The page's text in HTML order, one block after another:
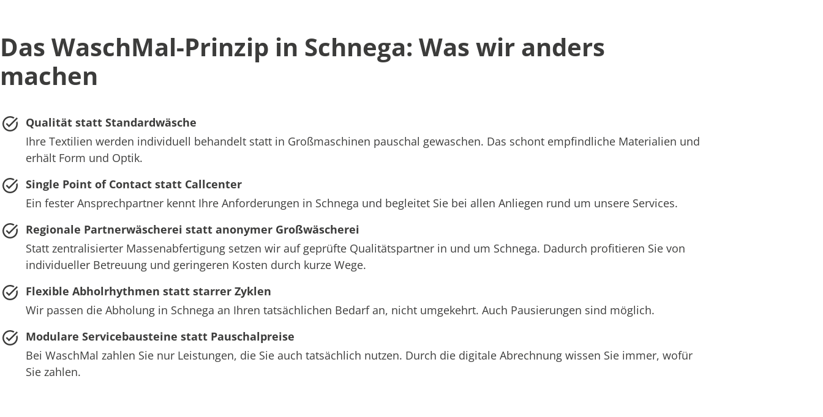
Das WaschMal-Prinzip in Schnega: Was wir anders
machen
Qualität statt Standardwäsche
Ihre Textilien werden individuell behandelt statt in Großmaschinen pauschal gewaschen. Das schont empfindliche Materialien und
erhält Form und Optik.
Single Point of Contact statt Callcenter
Ein fester Ansprechpartner kennt Ihre Anforderungen in Schnega und begleitet Sie bei allen Anliegen rund um unsere Services.
Regionale Partnerwäscherei statt anonymer Großwäscherei
Statt zentralisierter Massenabfertigung setzen wir auf geprüfte Qualitätspartner in und um Schnega. Dadurch profitieren Sie von
individueller Betreuung und geringeren Kosten durch kurze Wege.
Flexible Abholrhythmen statt starrer Zyklen
Wir passen die Abholung in Schnega an Ihren tatsächlichen Bedarf an, nicht umgekehrt. Auch Pausierungen sind möglich.
Modulare Servicebausteine statt Pauschalpreise
Bei WaschMal zahlen Sie nur Leistungen, die Sie auch tatsächlich nutzen. Durch die digitale Abrechnung wissen Sie immer, wofür
Sie zahlen.